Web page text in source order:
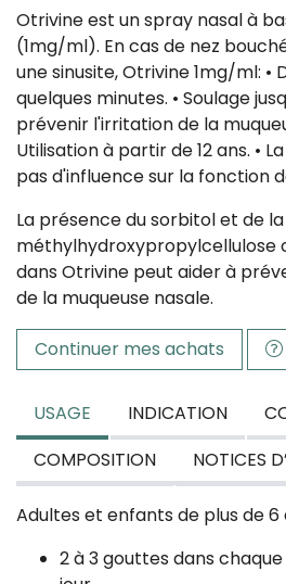
Otrivine est un spray nasal à
(1mg/ml). En cas de nez
une sinusite, Otrivine 1mg/ml: •
quelques minutes. • Soulage
prévenir l'irritation de la
Utilisation à partir de 12 ans. •
pas d'influence sur la fonction
La présence du sorbitol et de la
méthylhydroxypropylcellulose
dans Otrivine peut aider à
de la muqueuse nasale.
Continuer mes achats
USAGE INDICATION
COMPOSITION
NOTICES
Adultes et enfants de plus de 6
2 à 3 gouttes dans